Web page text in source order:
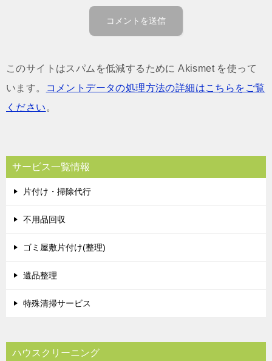
このサイトはスパムを低減するために Akismet を使って
います。
コメントデータの処理方法の詳細はこちらをご覧
ください 。
サービス一覧情報
片付け・掃除代行
不用品回収
ゴミ屋敷片付け(整理)
遺品整理
特殊清掃サービス
ハウスクリーニング